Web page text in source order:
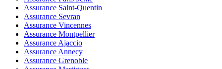
Assurance Saint-Quentin
Assurance Sevran
Assurance Vincennes
Assurance Montpellier
Assurance Ajaccio
Assurance Annecy
Assurance Grenoble